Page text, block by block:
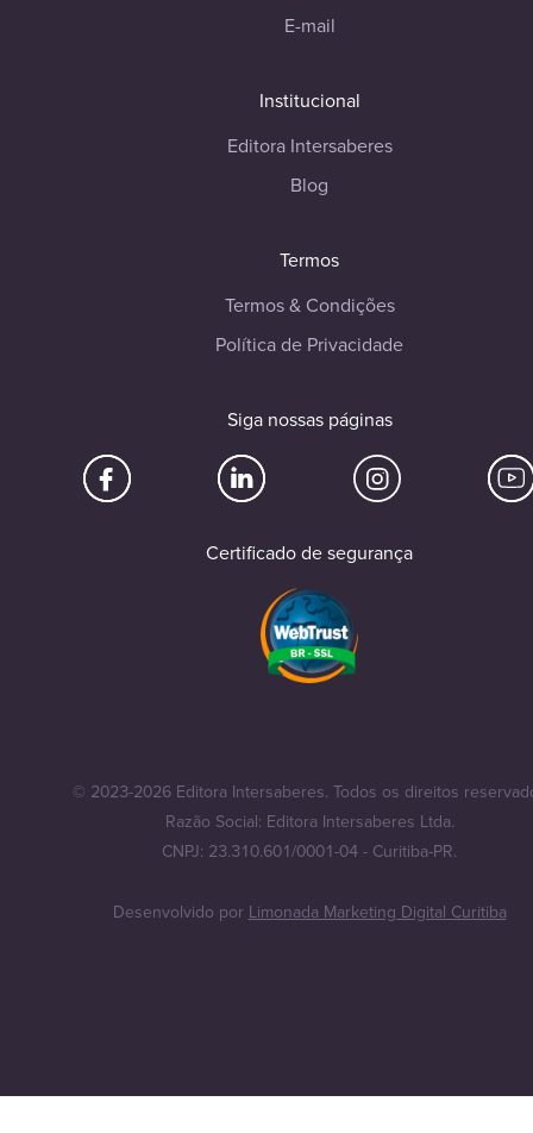
E-mail
Institucional
Editora Intersaberes
Blog
Termos
Termos & Condições
Política de Privacidade
Siga nossas páginas
Certificado de segurança
© 2023-2026 Editora Intersaberes. Todos os direitos
Razão Social: Editora Intersaberes Ltda.
CNPJ: 23.310.601/0001-04 - Curitiba-PR.
Desenvolvido porLimonada Marketing Digital Curitiba